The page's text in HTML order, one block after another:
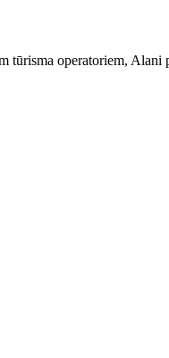
operatoriem,